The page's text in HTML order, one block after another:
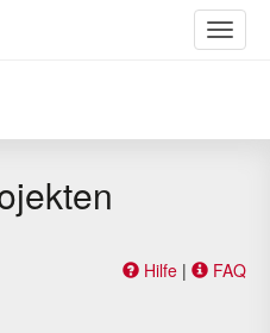
ein-/
Hilfe | FAQ